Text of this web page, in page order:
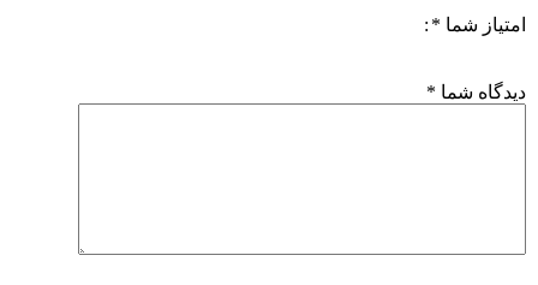
امتیاز شما *
دیدگاه شما *